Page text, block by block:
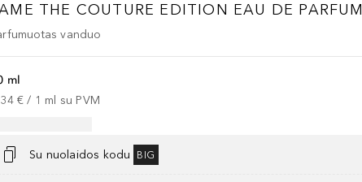
THE COUTURE EDITION EAU DE PARFUM
vanduo
ml
€ / 1 ml su PVM
Su nuolaidos kodu BIG